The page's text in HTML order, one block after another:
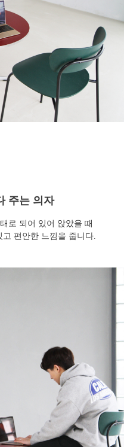
주는 의자
로 되어 있어 앉았을 때
편안한 느낌을 줍니다.